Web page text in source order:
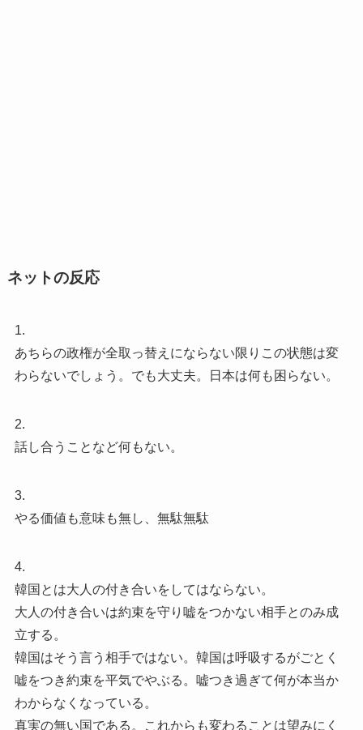
ネットの反応
1.
あちらの政権が全取っ替えにならない限りこの状態は変
わらないでしょう。でも大丈夫。日本は何も困らない。
2.
話し合うことなど何もない。
3.
やる価値も意味も無し、無駄無駄
4.
韓国とは大人の付き合いをしてはならない。
大人の付き合いは約束を守り嘘をつかない相手とのみ成
立する。
韓国はそう言う相手ではない。韓国は呼吸するがごとく
嘘をつき約束を平気でやぶる。嘘つき過ぎて何が本当か
わからなくなっている。
真実の無い国である。これからも変わることは望みにく